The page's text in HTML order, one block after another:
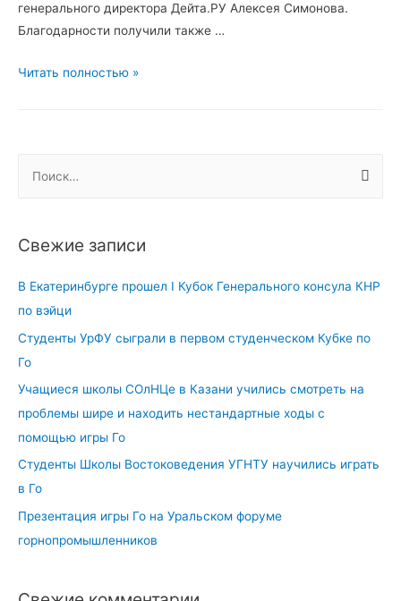
генерального директора Дейта.РУ Алексея Симонова.
Благодарности получили также …
Организаторы
получили
Министерства
по
развитию
Дальнего
Востока
и
Арктики
Читать полностью »
т
:
Свежие записи
В Екатеринбурге прошел I Кубок Генерального консула КНР
по вэйци
Студенты УрФУ сыграли в первом студенческом Кубке по
Го
Учащиеся школы СОлНЦе в Казани учились смотреть на
проблемы шире и находить нестандартные ходы с
помощью игры Го
Студенты Школы Востоковедения УГНТУ научились играть
в Го
Презентация игры Го на Уральском форуме
горнопромышленников